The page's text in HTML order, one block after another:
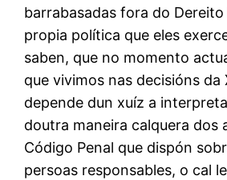
barrabasadas fora do
propia política que eles
saben, que no momento
que vivimos nas decisións da
depende dun xuíz a
doutra maneira calquera dos
Código Penal que dispón
persoas responsables, o cal